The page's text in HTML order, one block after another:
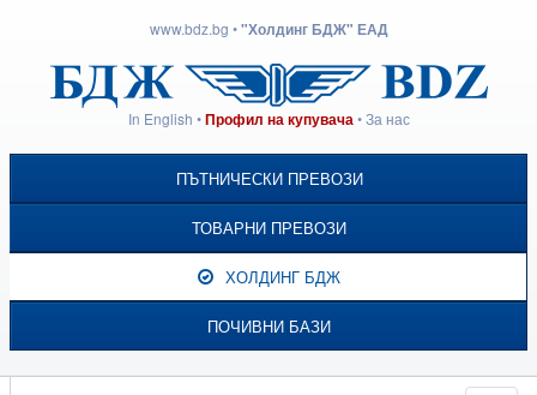
www.bdz.bg •"Холдинг БДЖ" ЕАД
In English •Профил на купувача •За нас
ПЪТНИЧЕСКИ ПРЕВОЗИ
ТОВАРНИ ПРЕВОЗИ
ХОЛДИНГ БДЖ
ПОЧИВНИ БАЗИ